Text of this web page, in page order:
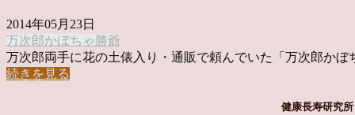
2014年05月23日
万次郎かぼちゃ 勝爺
万次郎両手に花の土俵入り・通販で頼んでいた「万次郎かぼ
続きを見る
健康長寿研究